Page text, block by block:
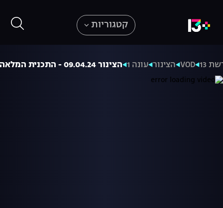
קטגוריות
13
VOD הצינור עונה 1 הצינור 09.04.24 - התכנית המלאה